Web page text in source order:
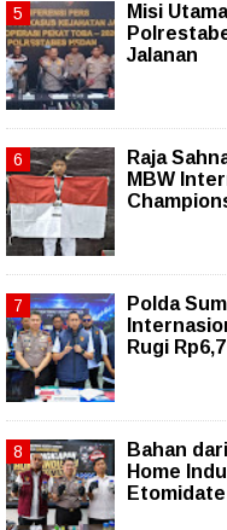
Misi
Jalanan
Raja
MBW
Polda
Rugi
Bahan
Home
Etomidate